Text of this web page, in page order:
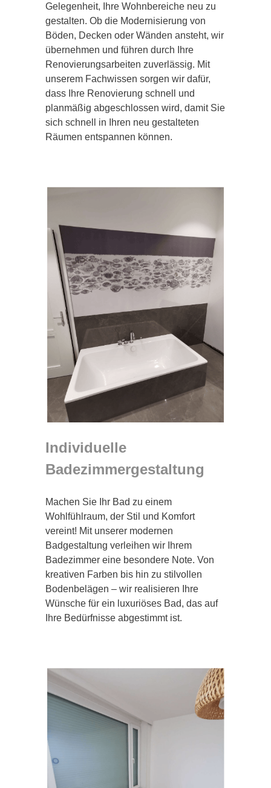
Gelegenheit, Ihre Wohnbereiche neu zu
gestalten. Ob die Modernisierung von
Böden, Decken oder Wänden ansteht, wir
übernehmen und führen durch Ihre
Renovierungsarbeiten zuverlässig. Mit
unserem Fachwissen sorgen wir dafür,
dass Ihre Renovierung schnell und
planmäßig abgeschlossen wird, damit Sie
sich schnell in Ihren neu gestalteten
Räumen entspannen können.
Individuelle
Badezimmergestaltung
Machen Sie Ihr Bad zu einem
Wohlfühlraum, der Stil und Komfort
vereint! Mit unserer modernen
Badgestaltung verleihen wir Ihrem
Badezimmer eine besondere Note. Von
kreativen Farben bis hin zu stilvollen
Bodenbelägen – wir realisieren Ihre
Wünsche für ein luxuriöses Bad, das auf
Ihre Bedürfnisse abgestimmt ist.